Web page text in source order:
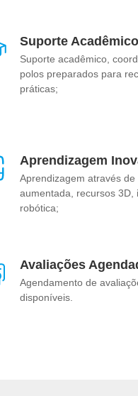
Suporte Acadêmico
Suporte acadêmico,
polos preparados para
práticas;
Aprendizagem
Aprendizagem através
aumentada, recursos 3D,
robótica;
Avaliações
Agendamento de
disponíveis.